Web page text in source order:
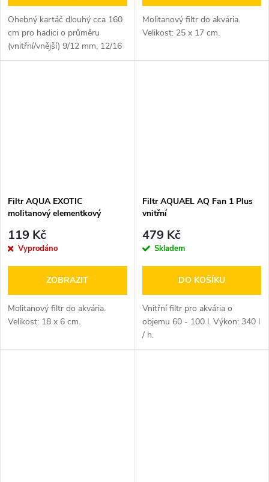
Ohebný kartáč dlouhý cca 160
cm pro hadici o průměru
(vnitřní/vnější) 9/12 mm, 12/16
mm, 16/22 mm, 19/27 mm a
Molitanový filtr do akvária.
Velikost: 25 x 17 cm.
Filtr AQUA EXOTIC
molitanový elementkový
119 Kč
Vyprodáno
ZOBRAZIT
Molitanový filtr do akvária.
Velikost: 18 x 6 cm.
Filtr AQUAEL AQ Fan 1 Plus
vnitřní
479 Kč
Skladem
DO KOŠÍKU
Vnitřní filtr pro akvária o
objemu 60 - 100 l. Výkon: 340 l
/ h.